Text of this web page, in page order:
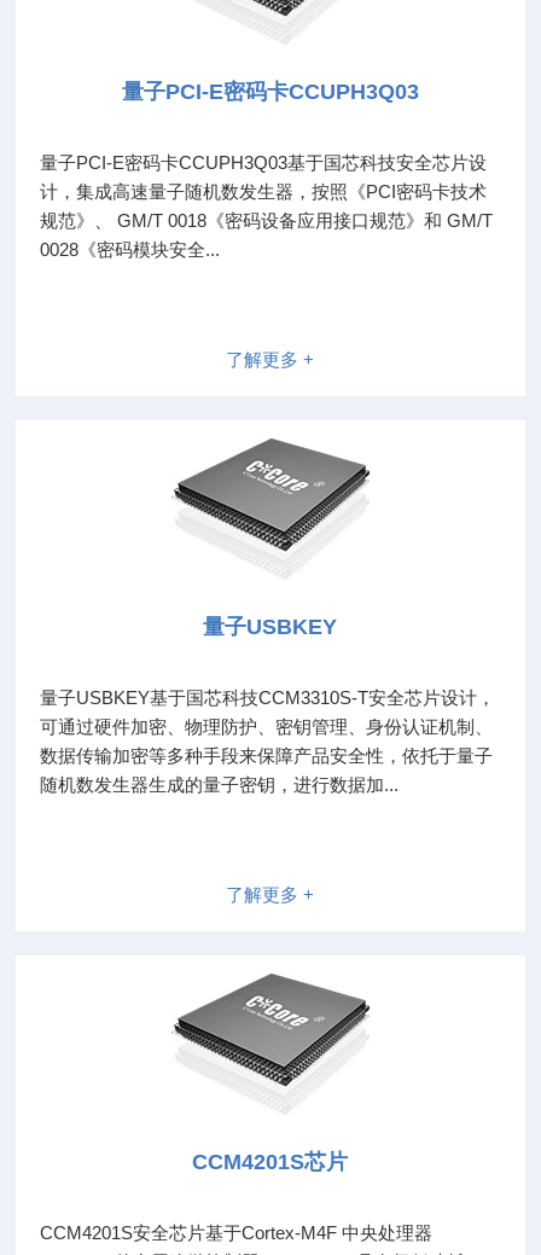
量子PCI-E密码卡CCUPH3Q03
量子PCI-E密码卡CCUPH3Q03基于国芯科技安全芯片设
计，集成高速量子随机数发生器，按照《PCI密码卡技术
规范》、 GM/T 0018《密码设备应用接口规范》和 GM/T
0028《密码模块安全...
了解更多 +
量子USBKEY
量子USBKEY基于国芯科技CCM3310S-T安全芯片设计，
可通过硬件加密、物理防护、密钥管理、身份认证机制、
数据传输加密等多种手段来保障产品安全性，依托于量子
随机数发生器生成的量子密钥，进行数据加...
了解更多 +
CCM4201S芯片
CCM4201S安全芯片基于Cortex-M4F 中央处理器